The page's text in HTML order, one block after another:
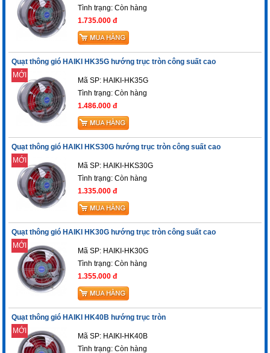
Tình trạng:Còn hàng
1.735.000 đ
Quạt thông gió HAIKI HK35G hướng trục tròn công suất cao
MỚI
Mã SP: HAIKI-HK35G
Tình trạng:Còn hàng
1.486.000 đ
Quạt thông gió HAIKI HKS30G hướng trục tròn công suất cao
MỚI
Mã SP: HAIKI-HKS30G
Tình trạng:Còn hàng
1.335.000 đ
Quạt thông gió HAIKI HK30G hướng trục tròn công suất cao
MỚI
Mã SP: HAIKI-HK30G
Tình trạng:Còn hàng
1.355.000 đ
Quạt thông gió HAIKI HK40B hướng trục tròn
MỚI
Mã SP: HAIKI-HK40B
Tình trạng:Còn hàng